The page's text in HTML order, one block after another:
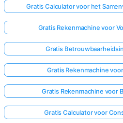
Gratis Calculator voor het
Gratis Rekenmachine voor
Gratis
Gratis Rekenmachine
Gratis Rekenmachine voor
Gratis Calculator voor